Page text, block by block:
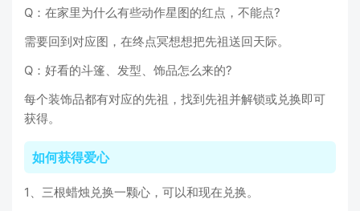
Q：在家里为什么有些动作星图的红点，不能点?
需要回到对应图，在终点冥想想把先祖送回天际。
Q：好看的斗篷、发型、饰品怎么来的?
每个装饰品都有对应的先祖，找到先祖并解锁或兑换即可
获得。
如何获得爱心
1、三根蜡烛兑换一颗心，可以和现在兑换。